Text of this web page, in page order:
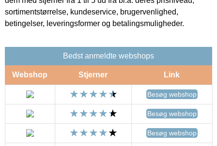
sortimentstørrelse, kundeservice, brugervenlighed,
betingelser, leveringsformer og betalingsmuligheder.
Bedst anmeldte webshops
Webshop Stjerner Link
Besøg webshop
Besøg webshop
Besøg webshop